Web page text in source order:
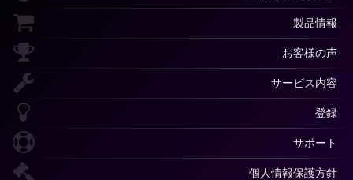
製品情報
お客様の声
サービス内容
登録
サポート
個人情報保護方針